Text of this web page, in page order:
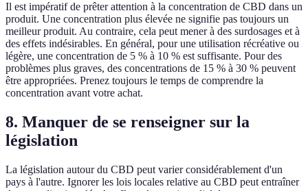
Il est impératif de prêter attention à la concentration de CBD dans un
produit. Une concentration plus élevée ne signifie pas toujours un
meilleur produit. Au contraire, cela peut mener à des surdosages et à
des effets indésirables. En général, pour une utilisation récréative ou
légère, une concentration de 5 % à 10 % est suffisante. Pour des
problèmes plus graves, des concentrations de 15 % à 30 % peuvent
être appropriées. Prenez toujours le temps de comprendre la
concentration avant votre achat.
8. Manquer de se renseigner sur la
législation
La législation autour du CBD peut varier considérablement d'un
pays à l'autre. Ignorer les lois locales relative au CBD peut entraîner